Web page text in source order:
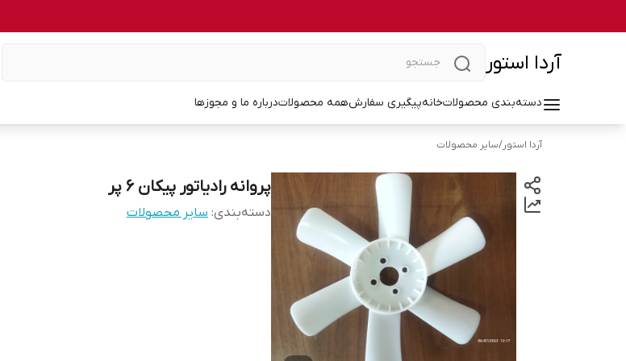
آردا استور
دسته‌بندی محصولاتخانهپیگیری سفارشهمه محصولاتدرباره ما و مجوزها
آردا استور/سایر محصولات
پروانه رادیاتور پیکان ۶ پر
دسته‌بندی: سایر محصولات